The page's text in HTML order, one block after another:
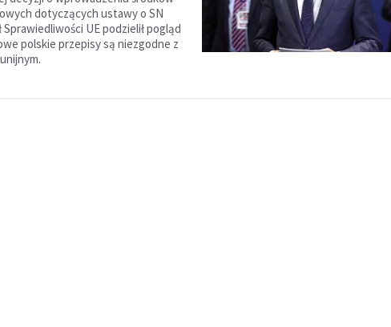
dotyczących ustawy o SN
Sprawiedliwości UE podzielił pogląd
polskie przepisy są niezgodne z